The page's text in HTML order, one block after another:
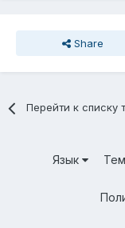
Share
Перейти к списку
Язык